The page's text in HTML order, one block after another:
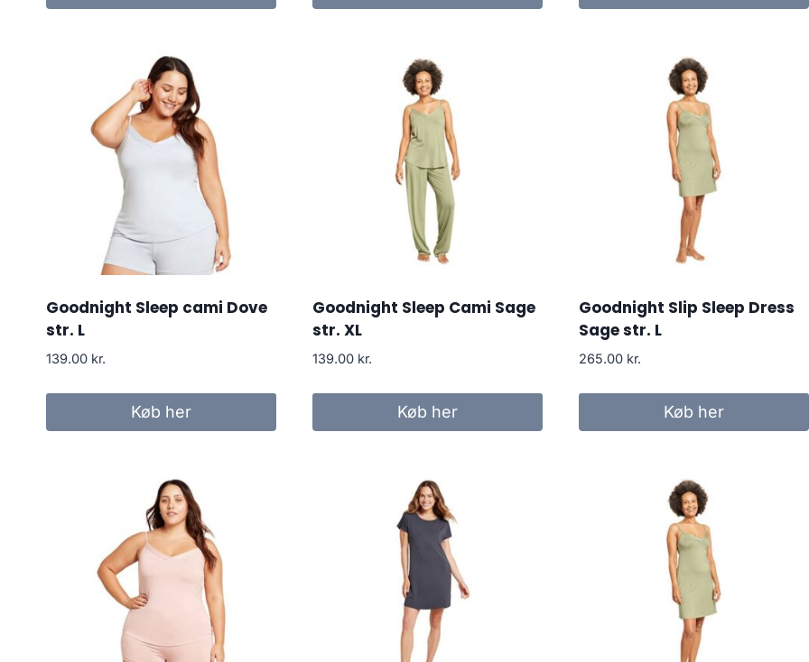
Goodnight Sleep cami Dove
str. L
139.00 kr.
Køb her
Goodnight Sleep Cami Sage
str. XL
139.00 kr.
Køb her
Goodnight Slip Sleep Dress
Sage str. L
265.00 kr.
Køb her